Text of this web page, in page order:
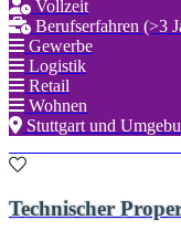
Vollzeit
Berufserfahren (>3
Gewerbe
Logistik
Retail
Wohnen
Stuttgart und
Technischer